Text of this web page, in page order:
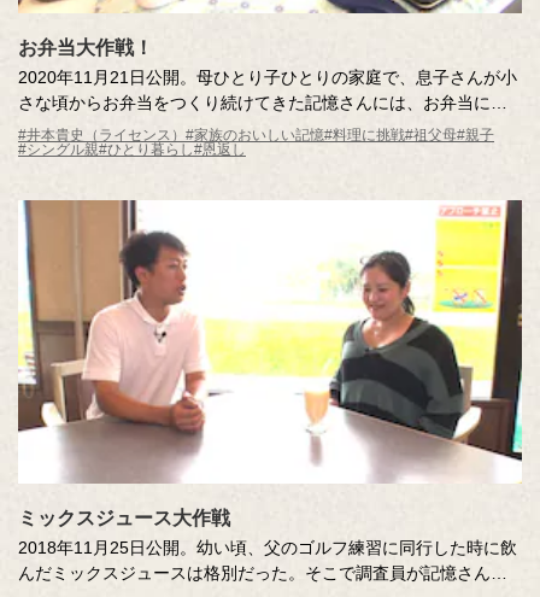
お弁当大作戦！
2020年11月21日公開。母ひとり子ひとりの家庭で、息子さんが小
さな頃からお弁当をつくり続けてきた記憶さんには、お弁当にま
つわる思い出が沢山。成人の日にも久々にお弁当をつくり祝福し
ました。今回は、息子さんから母へのサプライズ。愛情たっぷり
#井本貴史（ライセンス） #家族のおいしい記憶#料理に挑戦#祖父母#親子
#シングル親#ひとり暮らし#恩返し
ミックスジュース大作戦
2018年11月25日公開。幼い頃、父のゴルフ練習に同行した時に飲
んだミックスジュースは格別だった。そこで調査員が記憶さんの